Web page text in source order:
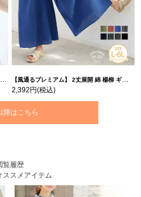
【風通るプレミアム】 2丈展開 綿 楊柳 ギャザー フレア スカンツ 【ウェストゴム】 | 大きいサイズの通販ならハッピーマリリン
2,392円(税込)
降はこちら
覧履歴
ススメアイテム